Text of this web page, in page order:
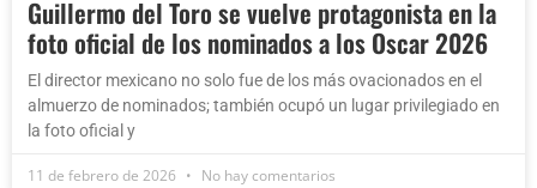
Guillermo del Toro se vuelve protagonista en la
foto oficial de los nominados a los Oscar 2026
El director mexicano no solo fue de los más ovacionados en el
almuerzo de nominados; también ocupó un lugar privilegiado en
la foto oficial y
11 de febrero de 2026 No hay comentarios